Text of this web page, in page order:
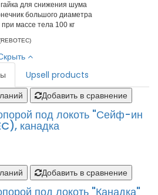
для снижения шума
большого диаметра
массе тела 100 кг
Upsell products
Добавить в сравнение
под локоть "Сейф-ин
канадка
Добавить в сравнение
под локоть "Канадка"